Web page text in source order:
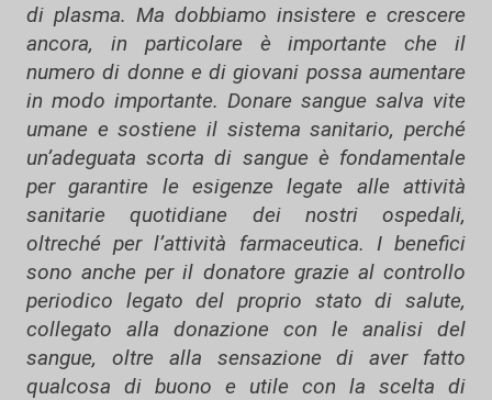
di plasma. Ma dobbiamo insistere e crescere
ancora, in particolare è importante che il
numero di donne e di giovani possa aumentare
in modo importante. Donare sangue salva vite
umane e sostiene il sistema sanitario, perché
un’adeguata scorta di sangue è fondamentale
per garantire le esigenze legate alle attività
sanitarie quotidiane dei nostri ospedali,
oltreché per l’attività farmaceutica. I benefici
sono anche per il donatore grazie al controllo
periodico legato del proprio stato di salute,
collegato alla donazione con le analisi del
sangue, oltre alla sensazione di aver fatto
qualcosa di buono e utile con la scelta di